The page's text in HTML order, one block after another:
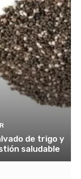
de trigo y
saludable